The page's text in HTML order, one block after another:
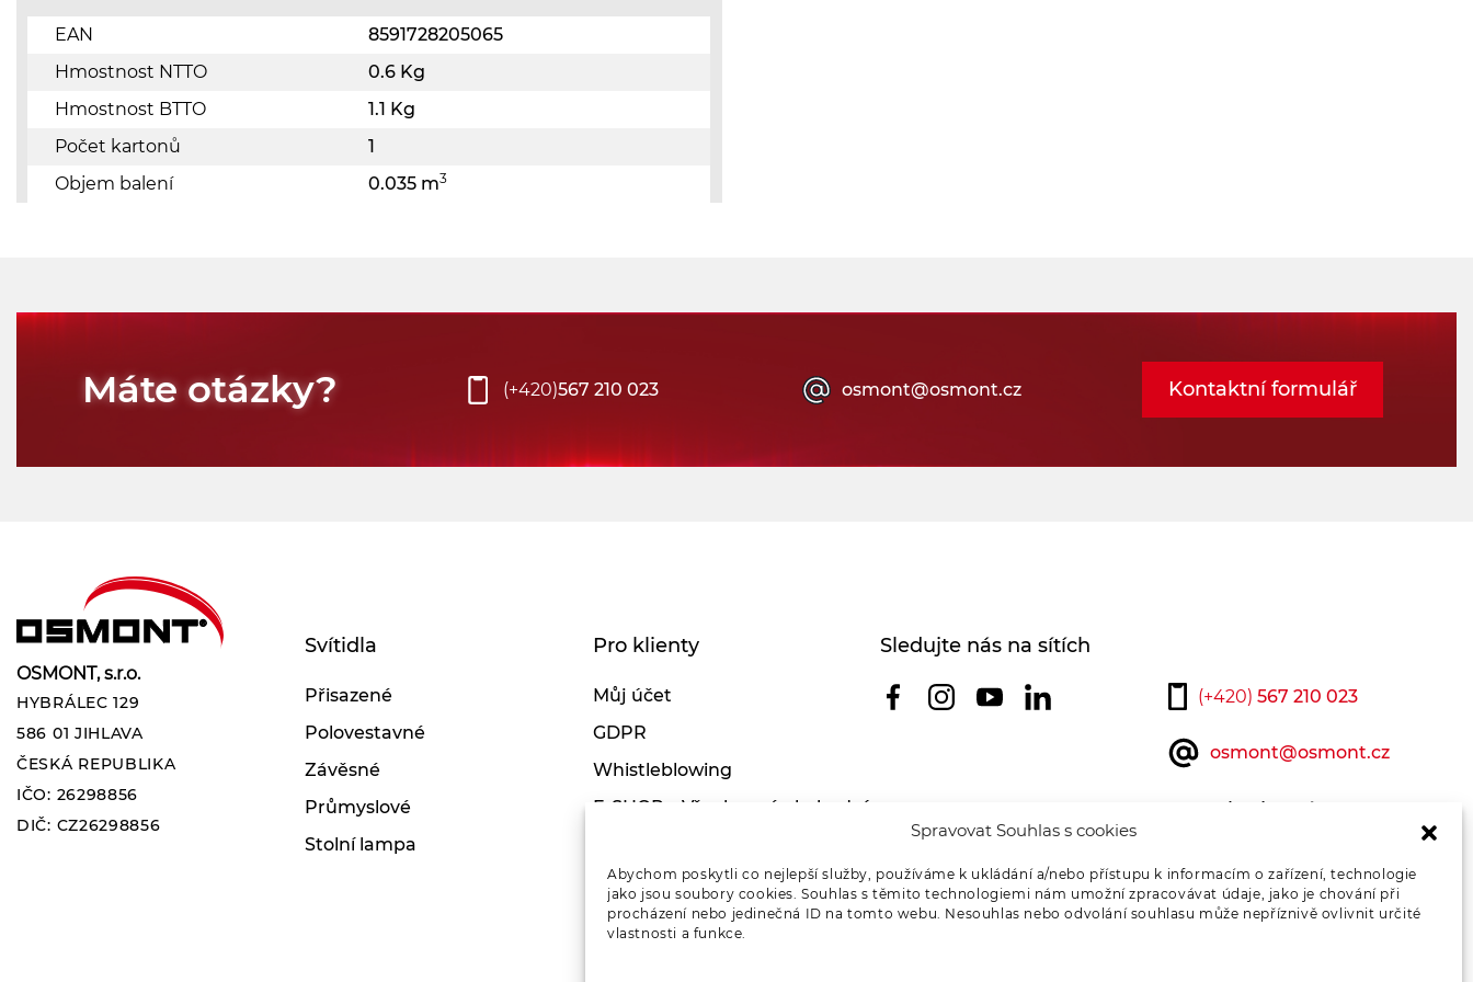
Spravovat Souhlas s cookies
Abychom poskytli co nejlepší služby, používáme k ukládání a/nebo přístupu k informacím o zařízení, technologie
jako jsou soubory cookies. Souhlas s těmito technologiemi nám umožní zpracovávat údaje, jako je chování při
procházení nebo jedinečná ID na tomto webu. Nesouhlas nebo odvolání souhlasu může nepříznivě ovlivnit určité
vlastnosti a funkce.
EAN
8591728205065
Hmostnost NTTO
0.6 Kg
Hmostnost BTTO
1.1 Kg
Počet kartonů
1
Objem balení
0.035 m3
Máte otázky? (+420)567 210 023 osmont@osmont.cz Kontaktní formulář
OSMONT, s.r.o.
HYBRÁLEC 129
586 01 JIHLAVA
ČESKÁ REPUBLIKA
IČO: 26298856
DIČ: CZ26298856
Svítidla
Přisazené
Polovestavné
Závěsné
Průmyslové
Stolní lampa
Pro klienty
Můj účet
GDPR
Whistleblowing
E-SHOP – Všeobecné obchodní
Reklamační řád OSMONT
Kde koupit
Odstoupení od smlouvy
Sledujte nás na sítích
(+420) 567 210 023
osmont@osmont.cz
Kontaktujte nás